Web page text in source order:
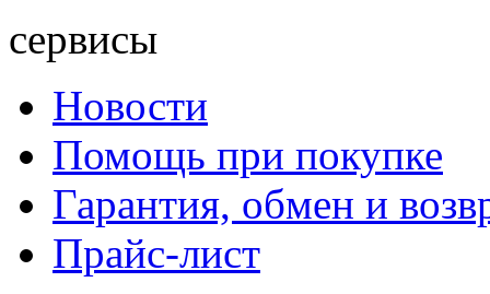
сервисы
Новости
Помощь при покупке
Гарантия, обмен и
Прайс-лист